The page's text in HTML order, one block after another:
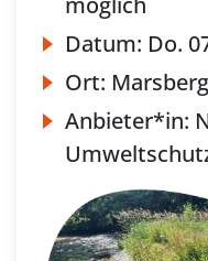
Datum: Do.
Ort: Marsberg
Anbieter*in: